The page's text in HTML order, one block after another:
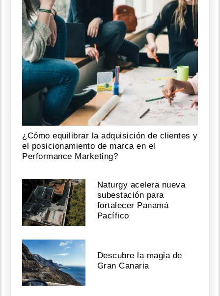
¿Cómo equilibrar la adquisición de clientes y
el posicionamiento de marca en el
Performance Marketing?
Naturgy acelera nueva
subestación para
fortalecer Panamá
Pacífico
Descubre la magia de
Gran Canaria